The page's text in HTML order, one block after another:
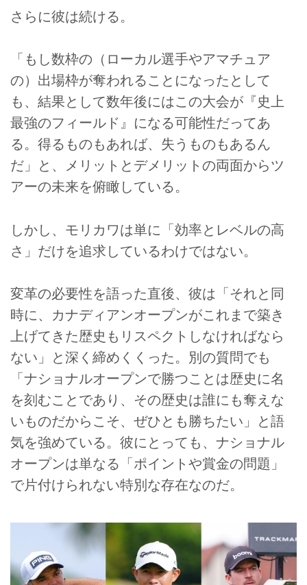
さらに彼は続ける。
「もし数枠の（ローカル選手やアマチュア
の）出場枠が奪われることになったとして
も、結果として数年後にはこの大会が『史上
最強のフィールド』になる可能性だってあ
る。得るものもあれば、失うものもあるん
だ」と、メリットとデメリットの両面からツ
アーの未来を俯瞰している。
しかし、モリカワは単に「効率とレベルの高
さ」だけを追求しているわけではない。
変革の必要性を語った直後、彼は「それと同
時に、カナディアンオープンがこれまで築き
上げてきた歴史もリスペクトしなければなら
ない」と深く締めくくった。別の質問でも
「ナショナルオープンで勝つことは歴史に名
を刻むことであり、その歴史は誰にも奪えな
いものだからこそ、ぜひとも勝ちたい」と語
気を強めている。彼にとっても、ナショナル
オープンは単なる「ポイントや賞金の問題」
で片付けられない特別な存在なのだ。